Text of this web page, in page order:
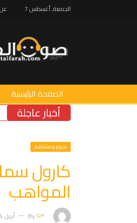
الجمعة, أغسطس 7
الصفحة الرئيسية
أخبار عاجلة
نجوم ومشاهير
كارول
المواهب
ByGH أبريل 14, 2023